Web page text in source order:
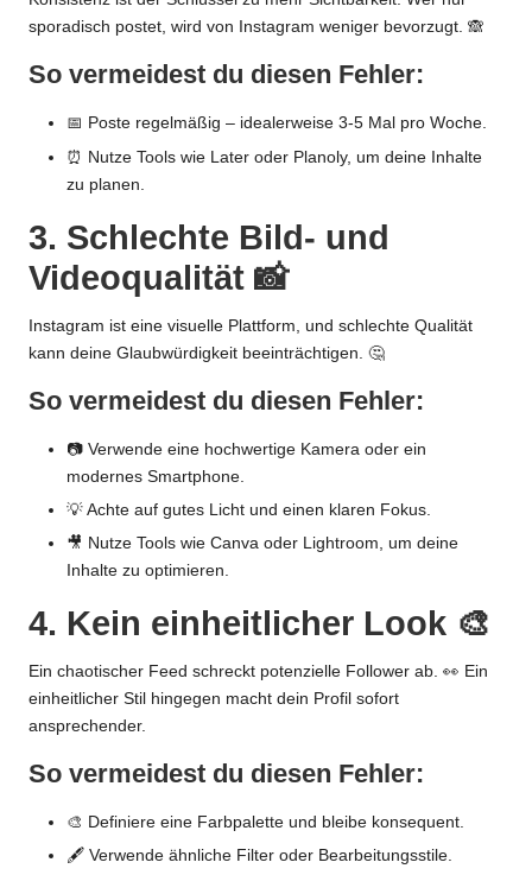
sporadisch postet, wird von Instagram weniger bevorzugt. 🙈
So vermeidest du diesen Fehler:
📅 Poste regelmäßig – idealerweise 3-5 Mal pro Woche.
⏰ Nutze Tools wie Later oder Planoly, um deine Inhalte
zu planen.
3. Schlechte Bild- und
Videoqualität 📸
Instagram ist eine visuelle Plattform, und schlechte Qualität
kann deine Glaubwürdigkeit beeinträchtigen. 🤔
So vermeidest du diesen Fehler:
📷 Verwende eine hochwertige Kamera oder ein
modernes Smartphone.
💡 Achte auf gutes Licht und einen klaren Fokus.
🎥 Nutze Tools wie Canva oder Lightroom, um deine
Inhalte zu optimieren.
4. Kein einheitlicher Look 🎨
Ein chaotischer Feed schreckt potenzielle Follower ab. 👀 Ein
einheitlicher Stil hingegen macht dein Profil sofort
ansprechender.
So vermeidest du diesen Fehler:
🎨 Definiere eine Farbpalette und bleibe konsequent.
🖋️ Verwende ähnliche Filter oder Bearbeitungsstile.